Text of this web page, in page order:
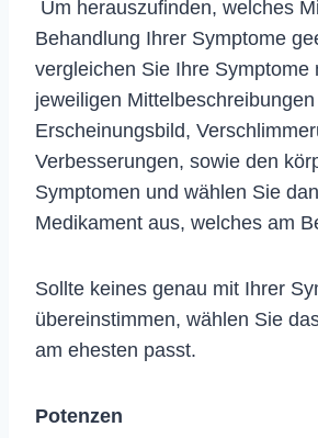
Um herauszufinden, welches
Behandlung Ihrer Symptome
vergleichen Sie Ihre Symptome
jeweiligen
Erscheinungsbild,
Verbesserungen, sowie den
Symptomen und wählen Sie
Medikament aus, welches am
Sollte keines genau mit Ihrer
übereinstimmen, wählen Sie
am ehesten passt.
Potenzen